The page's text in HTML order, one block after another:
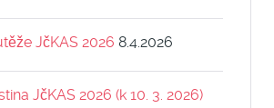
JčKAS 2026 8.4.2026
JčKAS 2026 (k 10. 3. 2026)